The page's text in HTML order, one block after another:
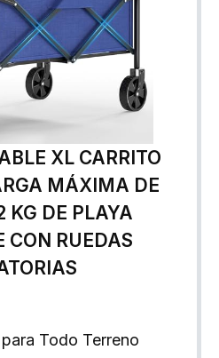
XL CARRITO
MÁXIMA DE
KG DE PLAYA
CON RUEDAS
Todo Terreno